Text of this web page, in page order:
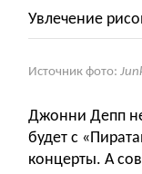
Увлечение
Источник фото:
Джонни Депп не
будет с
концерты. А